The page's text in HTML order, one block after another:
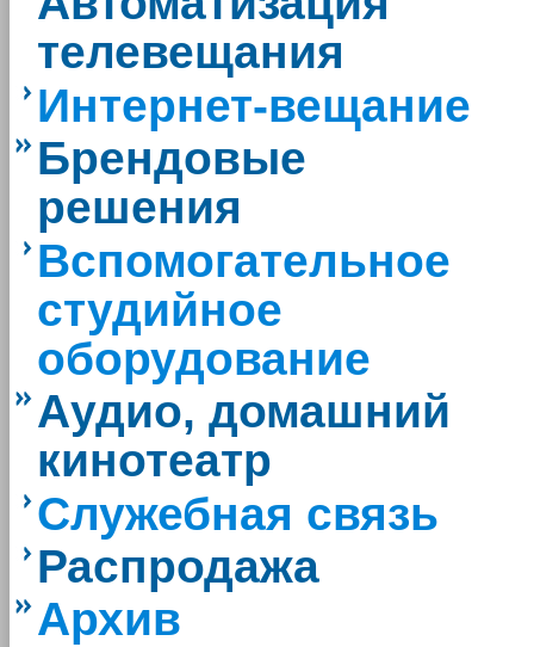
телевещания
Интернет-вещание
Брендовые
решения
Вспомогательное
студийное
оборудование
Аудио, домашний
кинотеатр
Служебная связь
Распродажа
Архив